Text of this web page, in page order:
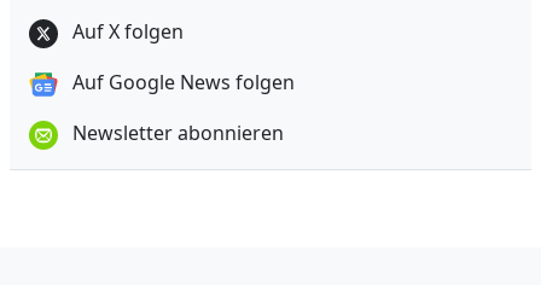
Auf X folgen
Auf Google News folgen
Newsletter abonnieren